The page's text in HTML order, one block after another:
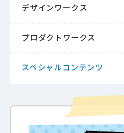
デザインワークス
プロダクトワークス
スペシャルコンテンツ